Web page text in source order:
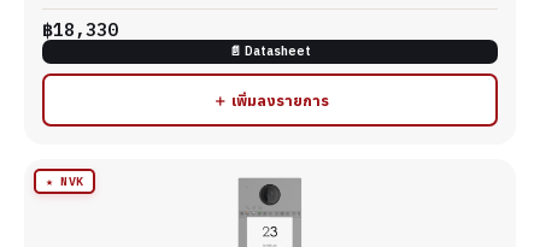
฿18,330
📄 Datasheet
＋ เพิ่มลงรายการ
★ NVK